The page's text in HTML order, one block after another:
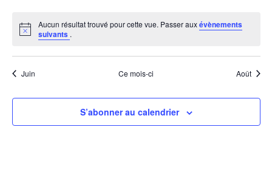
vues
Notice
Aucun résultat trouvé pour cette vue. Passer auxévènements
suivants .
Juin Ce mois-ci Août
S’abonner au calendrier